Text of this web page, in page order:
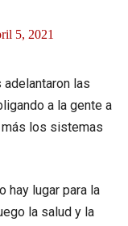
5, 2021
adelantaron las
a la gente a
los sistemas
hay lugar para la
la salud y la